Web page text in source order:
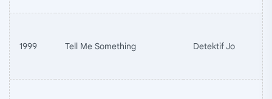
1999 Tell Me Something Detektif Jo